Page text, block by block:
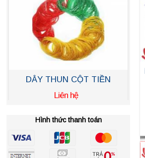
X 40Cm X 30Cm
Liên hệ
Hình thức thanh toán